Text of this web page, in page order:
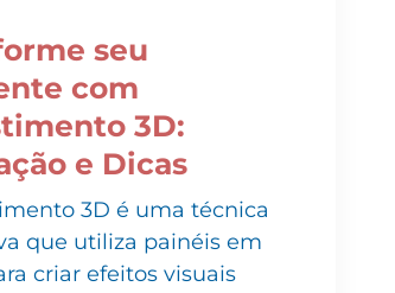
com
3D:
e Dicas
3D é uma técnica
que utiliza painéis em
criar efeitos visuais
nas paredes. O